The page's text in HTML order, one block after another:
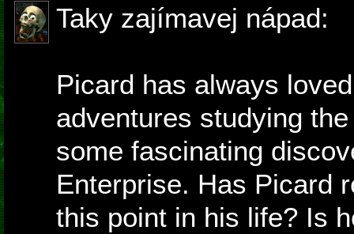
Taky zajímavej nápad:
Picard has always
adventures studying
some fascinating
Enterprise. Has Picard
this point in his life? Is